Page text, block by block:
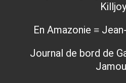
Killjoy
En Amazonie ≡
Journal de bord de